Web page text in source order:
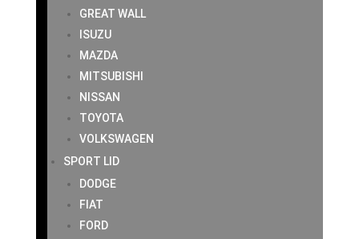
GREAT WALL
ISUZU
MAZDA
MITSUBISHI
NISSAN
TOYOTA
VOLKSWAGEN
SPORT LID
DODGE
FIAT
FORD